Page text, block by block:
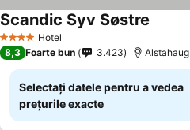
4 Stele Hotel
Scandic Syv Søstre
8,3 Foarte bun 3.423 Alstahaug
Selectați datele pentru a vedea
prețurile exacte